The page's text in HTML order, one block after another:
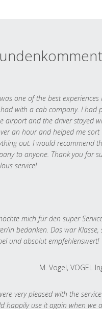
one of the best experiences
with a cab company. I had
airport and the driver stayed
an hour and helped me sort
out. I would recommend
to anyone. Thank you for
service!
mich für den super
in bedanken. Das war Klasse,
und absolut empfehlenswert!
M. Vogel, VOGEL
very pleased with the
happily use it again when we